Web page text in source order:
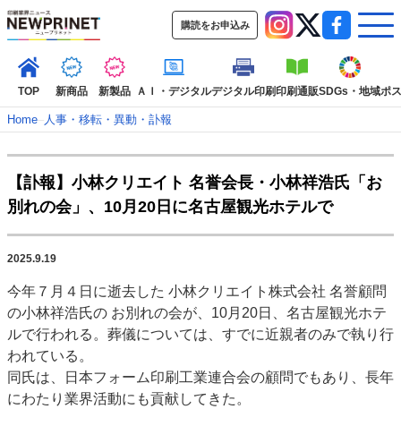
購読をお申込み
TOP 新商品 新製品 ＡＩ・デジタルデジタル印刷印刷通販SDGs・地域ポ
TOP
特集記事
動画コンテンツ
インタビュー
コレクション
SDGs・地域
ポストプレス ビジネス イベント 信用情報
業界
市場・統計
人事・移転・異動・訃報
特集記事カテゴリー一覧
特集・デジタル印刷 アイデアで勝負！ ～多様なビジネス・多彩な商材～
Home–人事・移転・異動・訃報
【訃報】小林クリエイト 名誉会長・小林祥浩氏「お
別れの会」、10月20日に名古屋観光ホテルで
2025.9.19
今年７月４日に逝去した 小林クリエイト株式会社 名誉顧問
の小林祥浩氏の お別れの会が、10月20日、名古屋観光ホテ
ルで行われる。葬儀については、すでに近親者のみで執り行
われている。
同氏は、日本フォーム印刷工業連合会の顧問でもあり、長年
にわたり業界活動にも貢献してきた。